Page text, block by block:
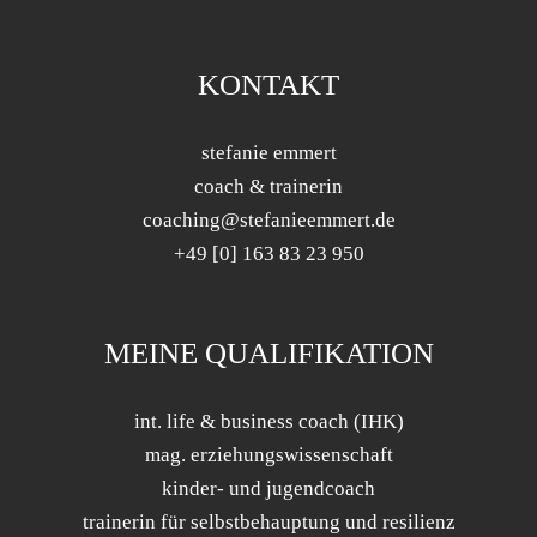
KONTAKT
stefanie emmert
coach & trainerin
coaching@stefanieemmert.de
+49 [0] 163 83 23 950
MEINE QUALIFIKATION
int. life & business coach (IHK)
mag. erziehungswissenschaft
kinder- und jugendcoach
trainerin für selbstbehauptung und resilienz